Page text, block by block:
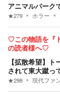
アニマルパーク
★279 ホラー
♡この物語を『
の読者様へ♡
【拡散希望】
されて東大蹴っ
★298 現代ファ